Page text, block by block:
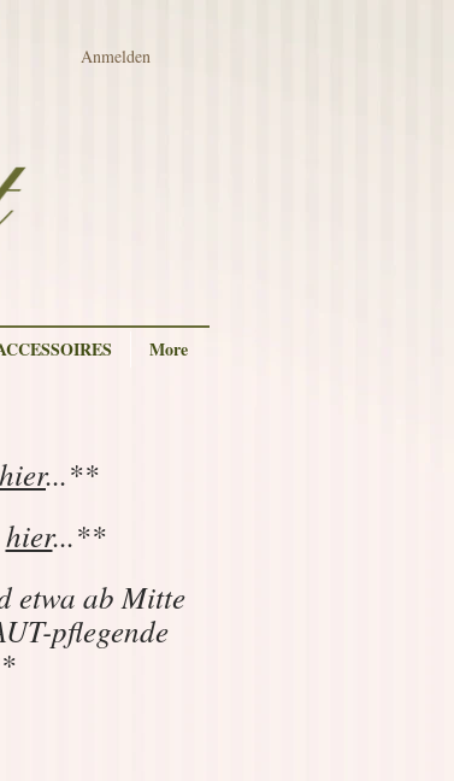
Anmelden
More
hier...**
hier...**
etwa ab Mitte
pflegende